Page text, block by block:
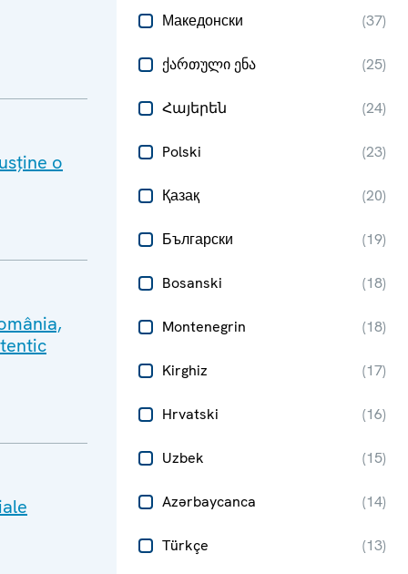
Македонски (37)
ქართული ენა (25)
Հայերեն (24)
Polski (23)
Қазақ (20)
Български (19)
Bosanski (18)
Montenegrin (18)
Kirghiz (17)
Hrvatski (16)
Uzbek (15)
Azərbaycanca (14)
Türkçe (13)
o